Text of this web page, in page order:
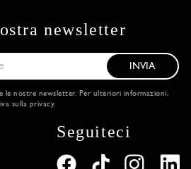
newsletter
INVIA
le nostre newsletter. Per ulteriori informazioni,
sulla privacy.
Seguiteci